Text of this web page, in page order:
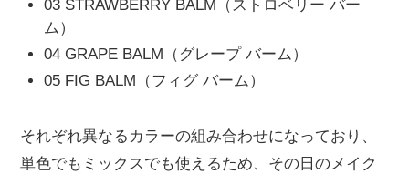
03 STRAWBERRY BALM（ストロベリー バー
ム）
04 GRAPE BALM（グレープ バーム）
05 FIG BALM（フィグ バーム）
それぞれ異なるカラーの組み合わせになっており、
単色でもミックスでも使えるため、その日のメイク